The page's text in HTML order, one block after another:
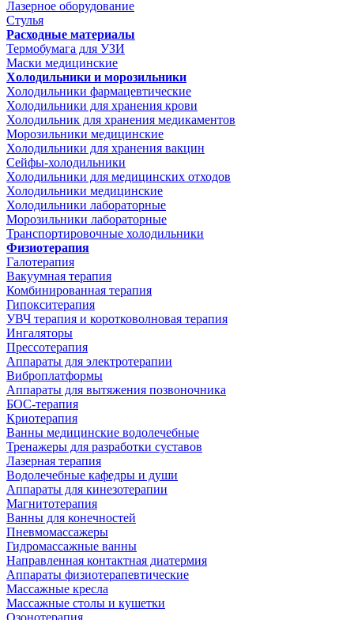
Лазерное оборудование
Стулья
Расходные материалы
Термобумага для УЗИ
Маски медицинские
Холодильники и морозильники
Холодильники фармацевтические
Холодильники для хранения крови
Холодильник для хранения медикаментов
Морозильники медицинские
Холодильники для хранения вакцин
Сейфы-холодильники
Холодильники для медицинских отходов
Холодильники медицинские
Холодильники лабораторные
Морозильники лабораторные
Транспортировочные холодильники
Физиотерапия
Галотерапия
Вакуумная терапия
Комбинированная терапия
Гипокситерапия
УВЧ терапия и коротковолновая терапия
Ингаляторы
Прессотерапия
Аппараты для электротерапии
Виброплатформы
Аппараты для вытяжения позвоночника
БОС-терапия
Криотерапия
Ванны медицинские водолечебные
Тренажеры для разработки суставов
Лазерная терапия
Водолечебные кафедры и души
Аппараты для кинезотерапии
Магнитотерапия
Ванны для конечностей
Пневмомассажеры
Гидромассажные ванны
Направленная контактная диатермия
Аппараты физиотерапевтические
Массажные кресла
Массажные столы и кушетки
Озонотерапия